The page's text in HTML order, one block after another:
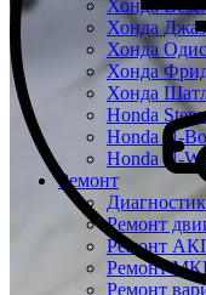
Хонда
Хонда Джаз
Хонда
Хонда
Хонда
Honda
Honda N-
Honda N-
Ремонт
Ремонт
Ремонт
Ремонт
Ремонт